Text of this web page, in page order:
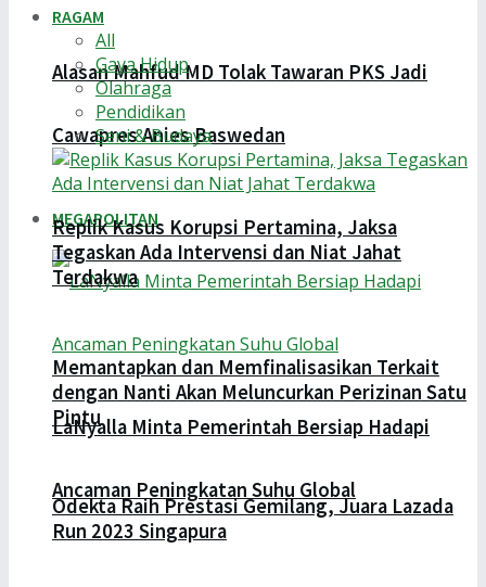
Alasan Mahfud MD Tolak Tawaran PKS Jadi
Cawapres Anies Baswedan
MEGAPOLITAN
LaNyalla Minta Pemerintah Bersiap Hadapi
Ancaman Peningkatan Suhu Global
RAGAM
All
Gaya Hidup
Olahraga
Pendidikan
Seni & Budaya
Replik Kasus Korupsi Pertamina, Jaksa
Tegaskan Ada Intervensi dan Niat Jahat
Terdakwa
Memantapkan dan Memfinalisasikan Terkait
dengan Nanti Akan Meluncurkan Perizinan Satu
Pintu
Odekta Raih Prestasi Gemilang, Juara Lazada
Run 2023 Singapura